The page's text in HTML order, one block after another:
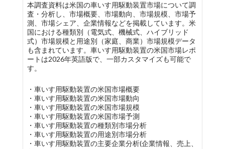
本調査資料は米国の車いす用駆動装置市場について調
査・分析し、市場概要、市場動向、市場規模、市場予
測、市場シェア、企業情報などを掲載しています。米
国における種類別（電気式、機械式、ハイブリッド
式）市場規模と用途別（家庭、商業）市場規模データ
も含まれています。車いす用駆動装置の米国市場レポ
ートは2026年英語版で、一部カスタマイズも可能で
す。
・車いす用駆動装置の米国市場概要
・車いす用駆動装置の米国市場動向
・車いす用駆動装置の米国市場規模
・車いす用駆動装置の米国市場予測
・車いす用駆動装置の種類別市場分析
・車いす用駆動装置の用途別市場分析
・車いす用駆動装置の主要企業分析(企業情報、売上、